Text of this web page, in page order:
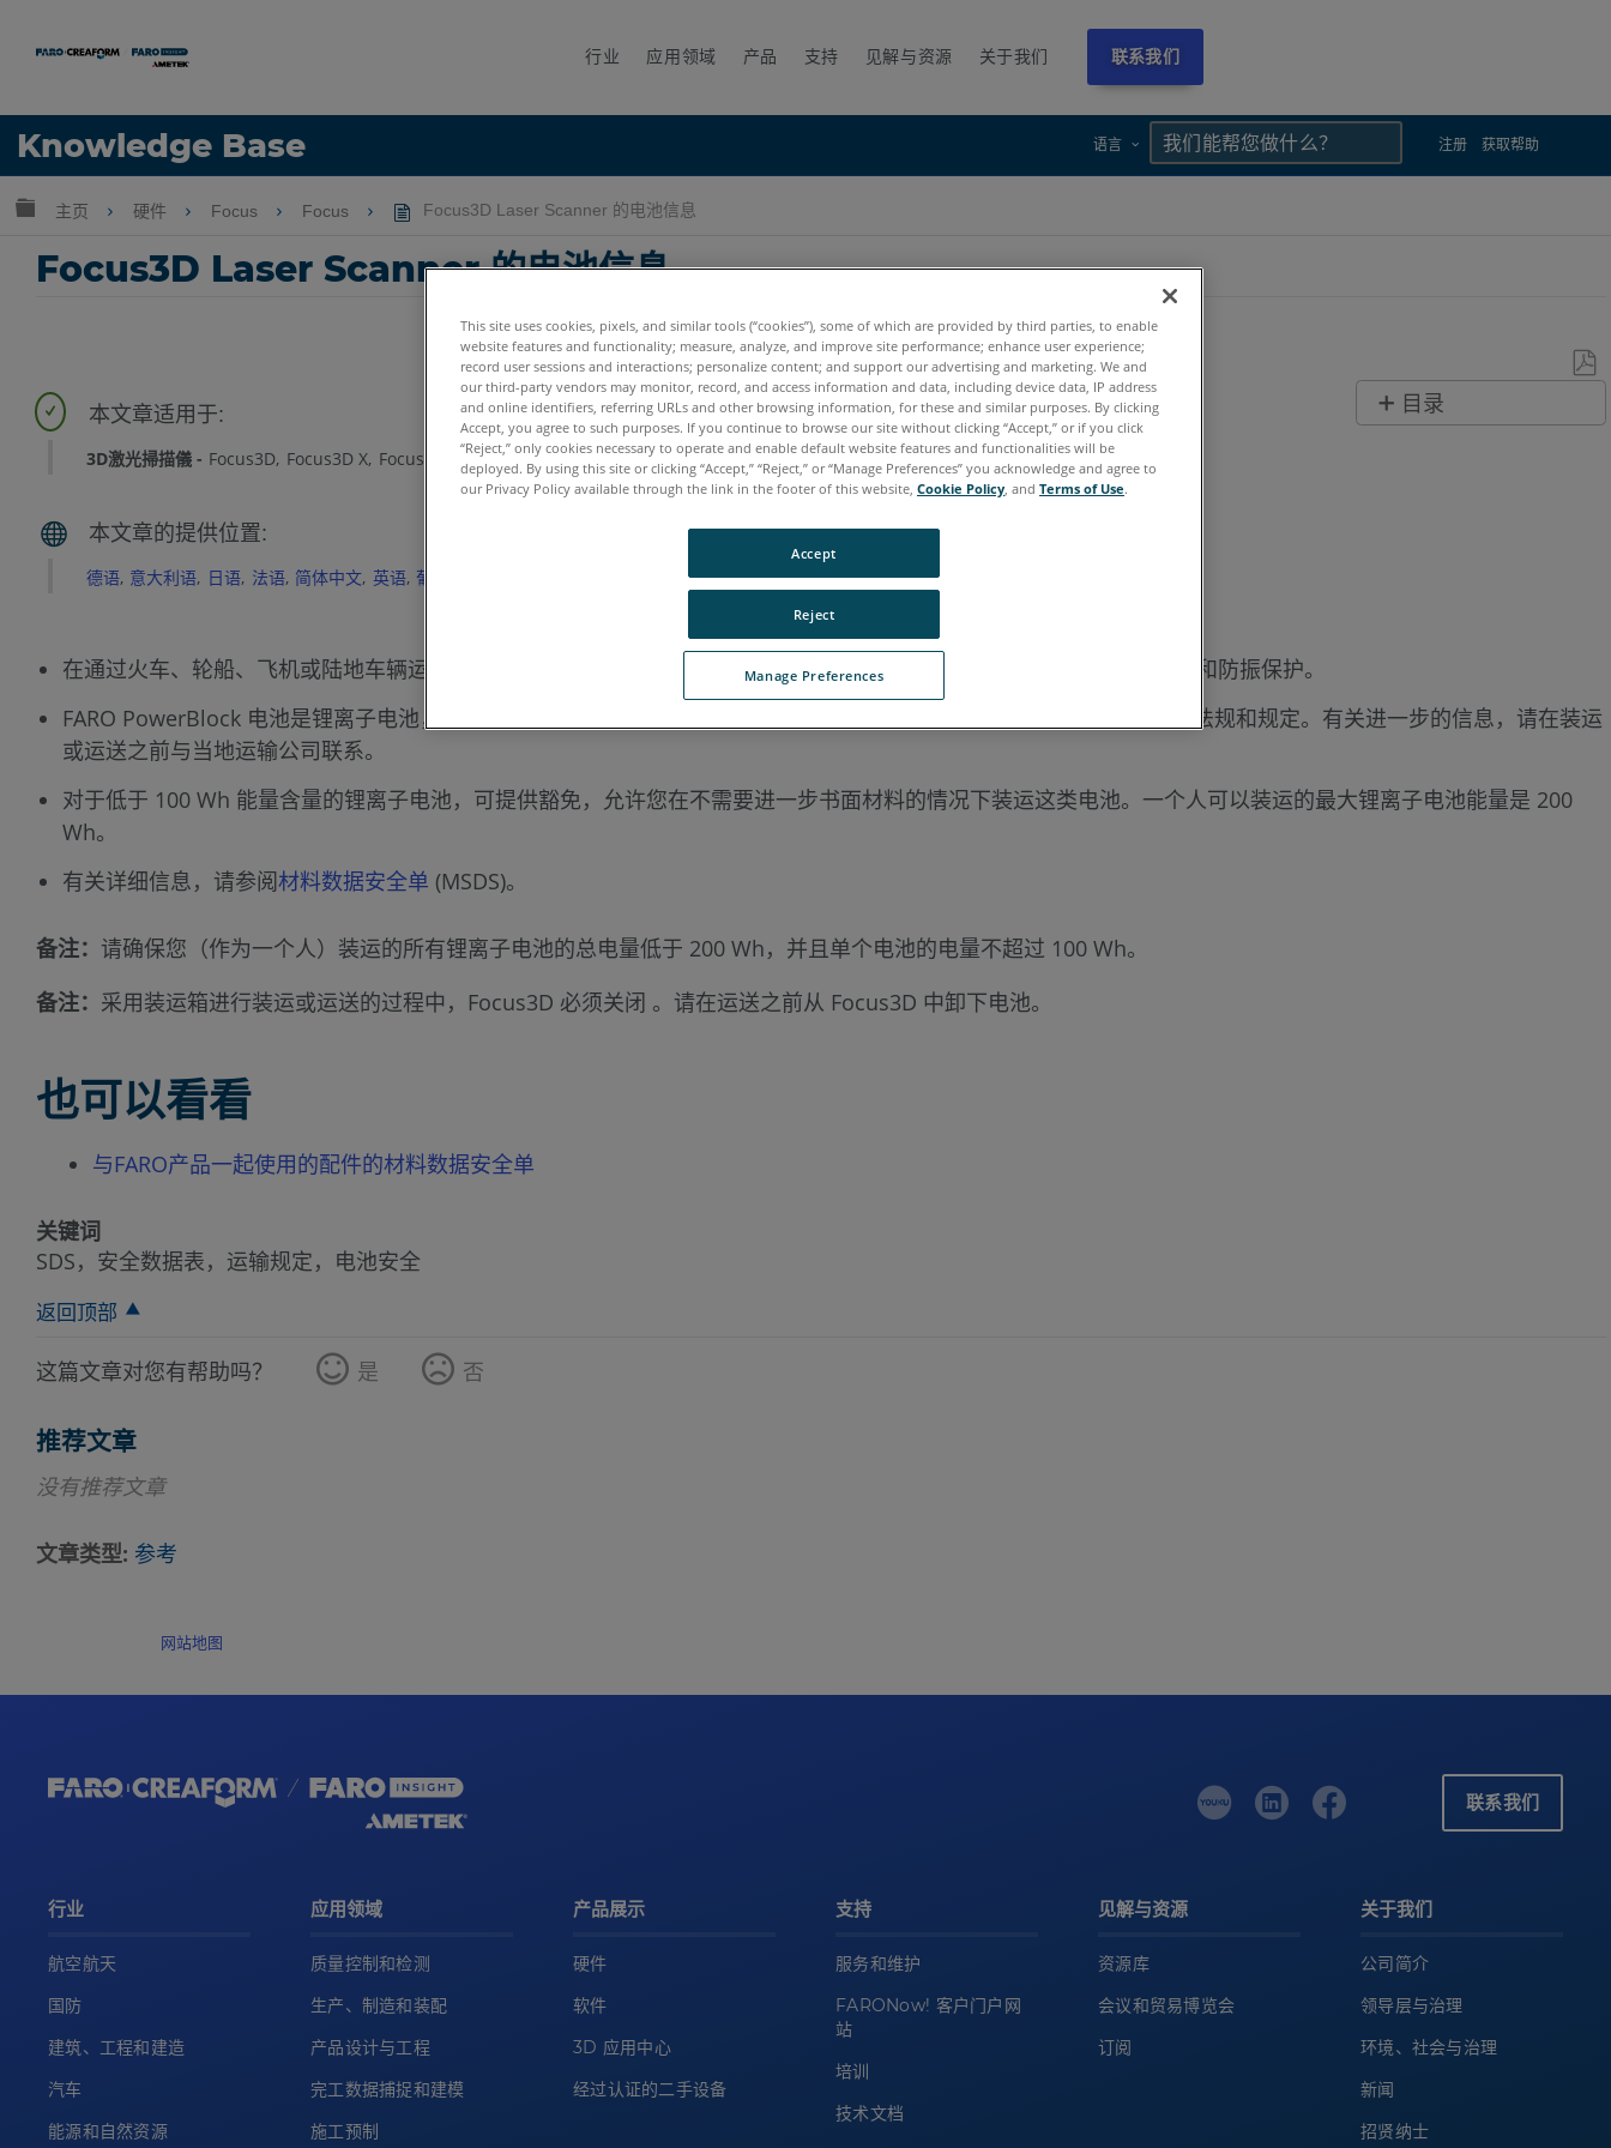
行业 应用领域 产品 支持 见解与资源 关于我们 联系我们
Knowledge Base 语言 注册 获取帮助
语言
扩展/隐缩全局层次
主页 硬件 Focus Focus Focus3D Laser Scanner 的电池信息
Focus3D Laser Scanner 的电池信息
存
目录
3D激光掃描儀 Focus3D Focus3D X Focus3D X HDR Focus3D S
德语 意大利语 日语 法语 简体中文 英语 葡萄牙语
在通过火车、轮船、飞机或陆地车辆运载 Focus3D 时，请确保使用其原始装运箱及合适的外部纸箱，以提供最佳的防撞和防振保护。
FARO PowerBlock 电池是锂离子电池，因此属于"危险品"。在搬运或运送 PowerBlock 电池时，请确保遵守相关的国际法规和规定。有关进一步的信息，请在装运
或运送之前与当地运输公司联系。
对于低于 100 Wh 能量含量的锂离子电池，可提供豁免，允许您在不需要进一步书面材料的情况下装运这类电池。一个人可以装运的最大锂离子电池能量是 200
Wh。
有关详细信息，请参阅材料数据安全单 (MSDS)。
备注： 请确保您（作为一个人）装运的所有锂离子电池的总电量低于 200 Wh，并且单个电池的电量不超过 100 Wh。
备注： 采用装运箱进行装运或运送的过程中，Focus3D 必须关闭 。请在运送之前从 Focus3D 中卸下电池。
也可以看看
与FARO产品一起使用的配件的材料数据安全单
关键词
SDS，安全数据表，运输规定，电池安全
返回顶部
这篇文章对您有帮助吗？ 是 否
推荐文章
没有推荐文章
文章类型 参考
网站地图
联系我们
行业
航空航天
国防
建筑、工程和建造
汽车
能源和自然资源
应用领域
质量控制和检测
生产、制造和装配
产品设计与工程
完工数据捕捉和建模
施工预制
产品展示
硬件
软件
3D 应用中心
经过认证的二手设备
支持
服务和维护
FARONow! 客户门户网
站
培训
技术文档
见解与资源
资源库
会议和贸易博览会
订阅
关于我们
公司简介
领导层与治理
环境、社会与治理
新闻
招贤纳士
This site uses cookies, pixels, and similar tools (“cookies”), some of which are provided by third parties, to enable
website features and functionality; measure, analyze, and improve site performance; enhance user experience;
record user sessions and interactions; personalize content; and support our advertising and marketing. We and
our third-party vendors may monitor, record, and access information and data, including device data, IP address
and online identifiers, referring URLs and other browsing information, for these and similar purposes. By clicking
Accept, you agree to such purposes. If you continue to browse our site without clicking “Accept,” or if you click
“Reject,” only cookies necessary to operate and enable default website features and functionalities will be
deployed. By using this site or clicking “Accept,” “Reject,” or “Manage Preferences” you acknowledge and agree to
our Privacy Policy available through the link in the footer of this website, Cookie Policy , and Terms of Use.
Manage Preferences
Reject
Accept